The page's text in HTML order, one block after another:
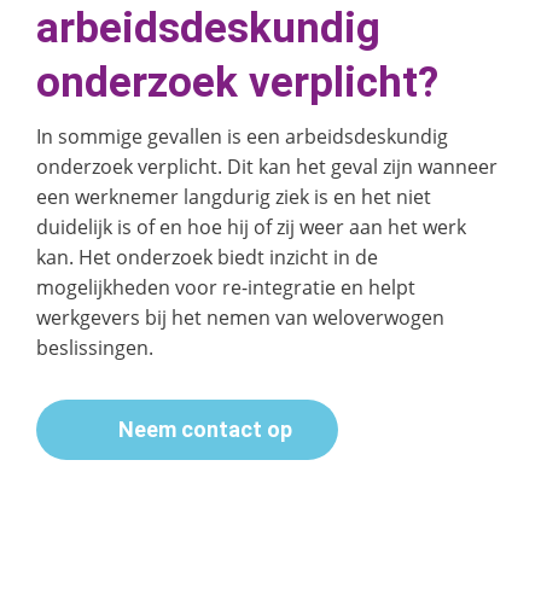
arbeidsdeskundig
onderzoek verplicht?
In sommige gevallen is een arbeidsdeskundig
onderzoek verplicht. Dit kan het geval zijn wanneer
een werknemer langdurig ziek is en het niet
duidelijk is of en hoe hij of zij weer aan het werk
kan. Het onderzoek biedt inzicht in de
mogelijkheden voor re-integratie en helpt
werkgevers bij het nemen van weloverwogen
beslissingen.
Neem contact op